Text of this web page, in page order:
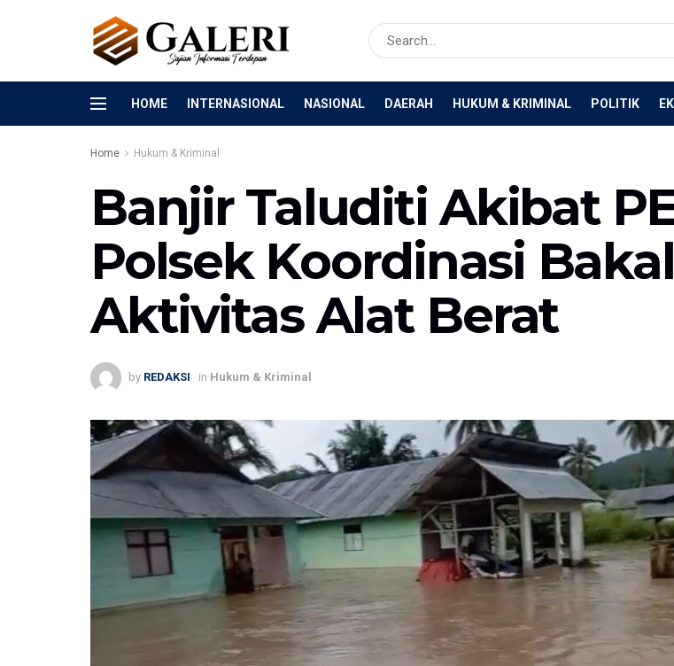
HOME INTERNASIONAL NASIONAL DAERAH HUKUM & KRIMINAL POLITIK
Home Hukum & Kriminal
Banjir Taluditi Akibat
Polsek Koordinasi
Aktivitas Alat Berat
by REDAKSI in Hukum & Kriminal